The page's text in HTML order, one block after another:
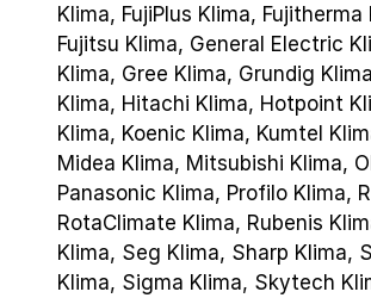
Klima, FujiPlus Klima, Fujitherma
Fujitsu Klima, General Electric
Klima, Gree Klima, Grundig
Klima, Hitachi Klima, Hotpoint
Klima, Koenic Klima, Kumtel
Midea Klima, Mitsubishi Klima,
Panasonic Klima, Profilo Klima,
RotaClimate Klima, Rubenis
Klima, Seg Klima, Sharp Klima,
Klima, Sigma Klima, Skytech